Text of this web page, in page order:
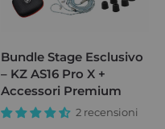
Bundle Stage Esclusivo
– KZ AS16 Pro X +
Accessori Premium
2 recensioni